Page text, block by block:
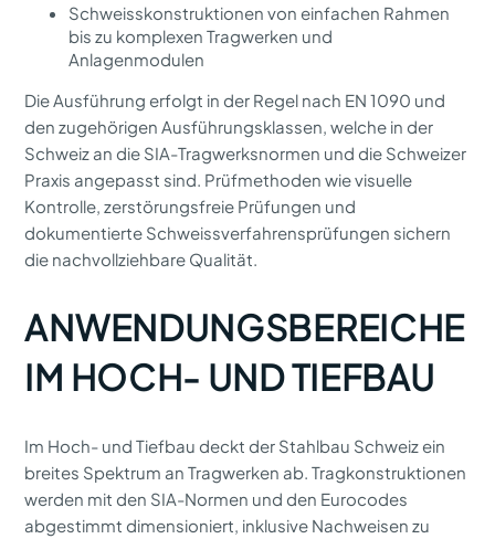
Schweisskonstruktionen von einfachen Rahmen
bis zu komplexen Tragwerken und
Anlagenmodulen
Die Ausführung erfolgt in der Regel nach EN 1090 und
den zugehörigen Ausführungsklassen, welche in der
Schweiz an die SIA-Tragwerksnormen und die Schweizer
Praxis angepasst sind. Prüfmethoden wie visuelle
Kontrolle, zerstörungsfreie Prüfungen und
dokumentierte Schweissverfahrensprüfungen sichern
die nachvollziehbare Qualität.
ANWENDUNGSBEREICHE
IM HOCH- UND TIEFBAU
Im Hoch- und Tiefbau deckt der Stahlbau Schweiz ein
breites Spektrum an Tragwerken ab. Tragkonstruktionen
werden mit den SIA-Normen und den Eurocodes
abgestimmt dimensioniert, inklusive Nachweisen zu